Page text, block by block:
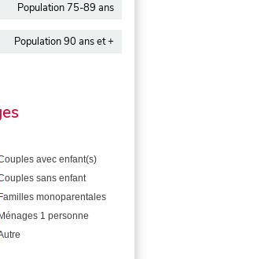
Population 75-89 ans
Population 90 ans et +
avec enfant(s)
sans enfant
Familles monoparentales
Ménages 1 personne